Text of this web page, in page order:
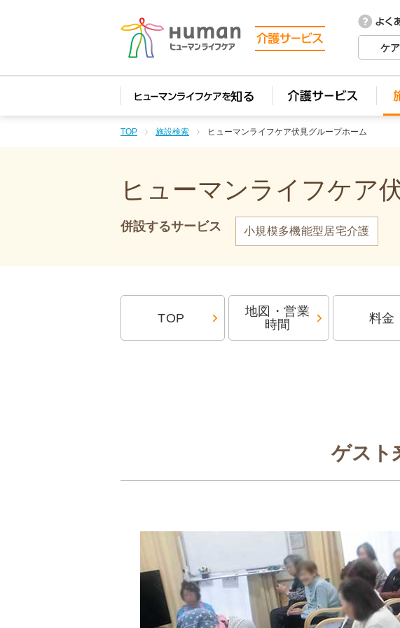
ケ
TOP 施設検索 ヒューマンライフケア伏見グループホーム
ヒューマンライフケア
併設するサービス 小規模多機能型居宅介護
TOP
地図・営業
時間
料金
ゲスト